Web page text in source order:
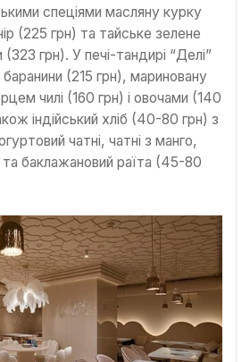
спеціями масляну курку
(225 грн) та тайське зелене
грн). У печі-тандирі “Делі”
(215 грн), мариновану
чилі (160 грн) і овочами (140
індійський хліб (40-80 грн) з
чатні, чатні з манго,
та баклажановий раїта (45-80